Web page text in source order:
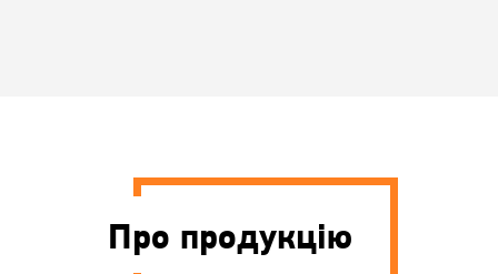
Про продукцію